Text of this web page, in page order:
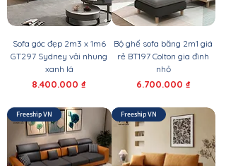
Sofa góc đẹp 2m3 x 1m6
GT297 Sydney vải nhung
xanh lá
Giá
8.400.000 ₫
Bộ ghế sofa băng 2m1 giá
rẻ BT197 Colton gia đình
nhỏ
Giá
6.700.000 ₫
Freeship VN Freeship VN